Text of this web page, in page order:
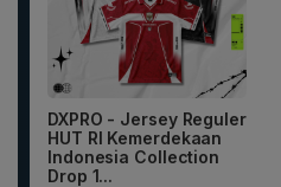
DXPRO - Jersey Reguler
HUT RI Kemerdekaan
Indonesia Collection
Drop 1...